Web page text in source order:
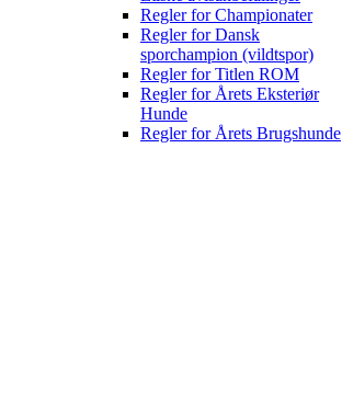
Regler for Championater
Regler for Dansk
sporchampion (vildtspor)
Regler for Titlen ROM
Regler for Årets Eksteriør
Hunde
Regler for Årets Brugshunde